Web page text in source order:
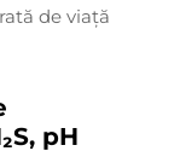
de viață
pH